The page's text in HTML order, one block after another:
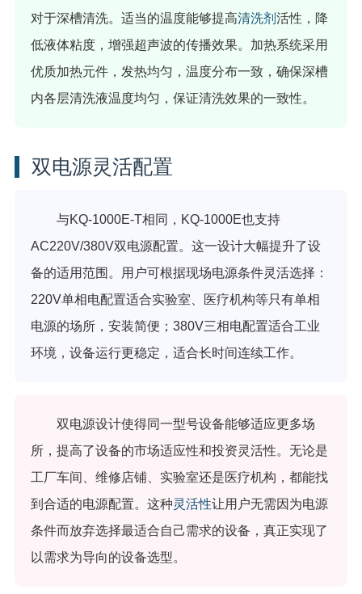
对于深槽清洗。适当的温度能够提高清洗剂 活性，降
低液体粘度，增强超声波的传播效果。加热系统采用
优质加热元件，发热均匀，温度分布一致，确保深槽
内各层清洗液温度均匀，保证清洗效果的一致性。
双电源灵活配置
与KQ-1000E-T相同，KQ-1000E也支持
AC220V/380V双电源配置。这一设计大幅提升了设
备的适用范围。用户可根据现场电源条件灵活选择：
220V单相电配置适合实验室、医疗机构等只有单相
电源的场所，安装简便；380V三相电配置适合工业
环境，设备运行更稳定，适合长时间连续工作。
双电源设计使得同一型号设备能够适应更多场
所，提高了设备的市场适应性和投资灵活性。无论是
工厂车间、维修店铺、实验室还是医疗机构，都能找
到合适的电源配置。这种灵活性让用户无需因为电源
条件而放弃选择最适合自己需求的设备，真正实现了
以需求为导向的设备选型。